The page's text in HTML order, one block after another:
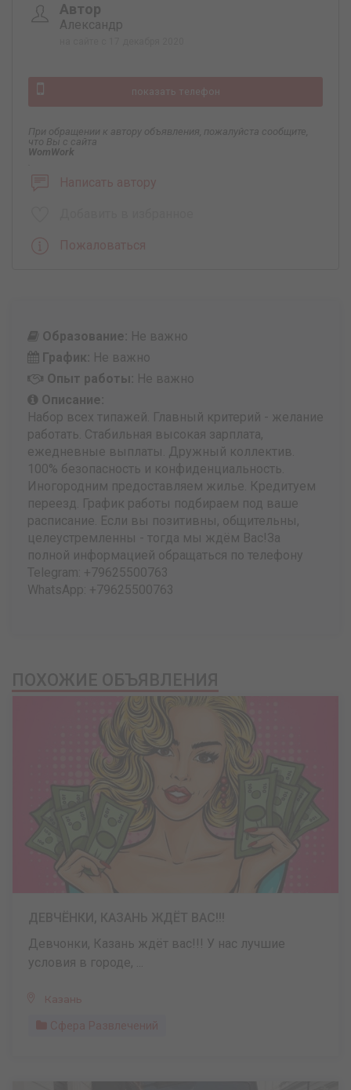
Автор
Александр
показать телефон
При обращении к автору объявления, пожалуйста сообщите,
что Вы с сайта
WomWork
Написать автору
Пожаловаться
Образование: Не важно
График: Не важно
Опыт работы: Не важно
Описание:
Набор всех типажей. Главный критерий - желание
работать. Стабильная высокая зарплата,
ежедневные выплаты. Дружный коллектив.
100% безопасность и конфиденциальность.
Иногородним предоставляем жилье. Кредитуем
переезд. График работы подбираем под ваше
расписание. Если вы позитивны, общительны,
целеустремленны - тогда мы ждём Вас!За
полной информацией обращаться по телефону
Telegram: +79625500763
WhatsApp: +79625500763
Девчонки, Казань ждёт вас!!! У нас лучшие
условия в городе, ...
Казань
Сфера Развлечений